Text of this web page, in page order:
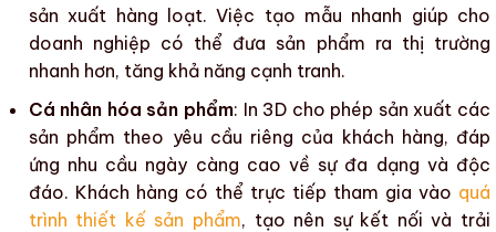
sản xuất hàng loạt. Việc tạo mẫu nhanh giúp cho
doanh nghiệp có thể đưa sản phẩm ra thị trường
nhanh hơn, tăng khả năng cạnh tranh.
Cá nhân hóa sản phẩm: In 3D cho phép sản xuất các
sản phẩm theo yêu cầu riêng của khách hàng, đáp
ứng nhu cầu ngày càng cao về sự đa dạng và độc
đáo. Khách hàng có thể trực tiếp tham gia vào quá
trình thiết kế sản phẩm, tạo nên sự kết nối và trải